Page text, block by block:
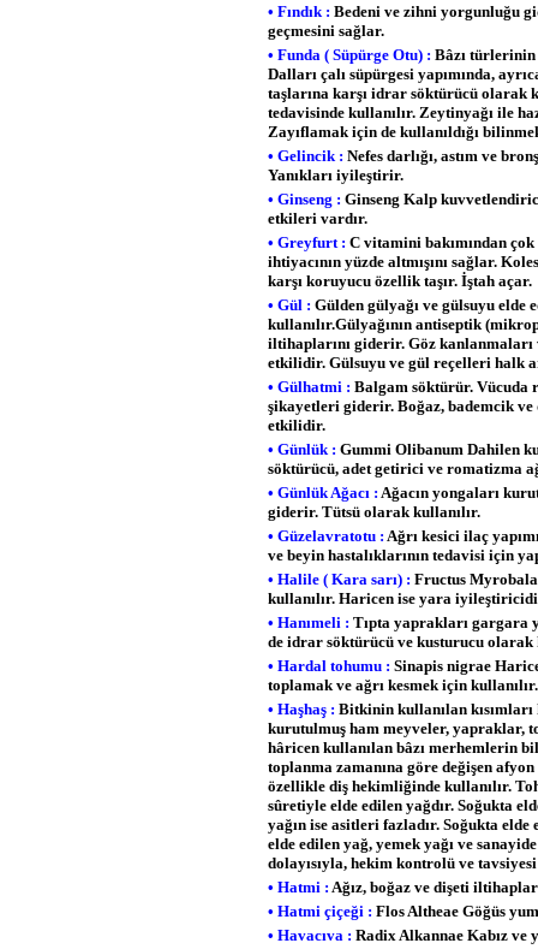
• Fındık : Bedeni ve zihni yorgunluğu
geçmesini sağlar.
• Funda ( Süpürge Otu) : Bâzı türlerinin
Dalları çalı süpürgesi yapımında,
taşlarına karşı idrar söktürücü olarak
tedavisinde kullanılır. Zeytinyağı ile
Zayıflamak için de kullanıldığı
• Gelincik : Nefes darlığı, astım ve
Yanıkları iyileştirir.
• Ginseng : Ginseng Kalp
etkileri vardır.
• Greyfurt : C vitamini bakımından
ihtiyacının yüzde altmışını sağlar.
karşı koruyucu özellik taşır. İştah açar.
• Gül : Gülden gülyağı ve gülsuyu
kullanılır.Gülyağının antiseptik
iltihaplarını giderir. Göz
etkilidir. Gülsuyu ve gül reçelleri halk
• Gülhatmi : Balgam söktürür. Vücuda
şikayetleri giderir. Boğaz, bademcik
etkilidir.
• Günlük : Gummi Olibanum Dahilen
söktürücü, adet getirici ve romatizma
• Günlük Ağacı : Ağacın yongaları
giderir. Tütsü olarak kullanılır.
• Güzelavratotu : Ağrı kesici ilaç
ve beyin hastalıklarının tedavisi için
• Halile ( Kara sarı) : Fructus
kullanılır. Haricen ise yara
• Hanımeli : Tıpta yaprakları gargara
de idrar söktürücü ve kusturucu olarak
• Hardal tohumu : Sinapis nigrae
toplamak ve ağrı kesmek için
• Haşhaş : Bitkinin kullanılan
kurutulmuş ham meyveler, yapraklar,
hâricen kullanılan bâzı merhemlerin
toplanma zamanına göre değişen
özellikle diş hekimliğinde kullanılır.
sûretiyle elde edilen yağdır. Soğukta
yağın ise asitleri fazladır. Soğukta
elde edilen yağ, yemek yağı ve
dolayısıyla, hekim kontrolü ve
• Hatmi : Ağız, boğaz ve dişeti
• Hatmi çiçeği : Flos Altheae Göğüs
• Havacıva : Radix Alkannae Kabız